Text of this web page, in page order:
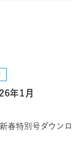
年1月
春特別号ダウンロ